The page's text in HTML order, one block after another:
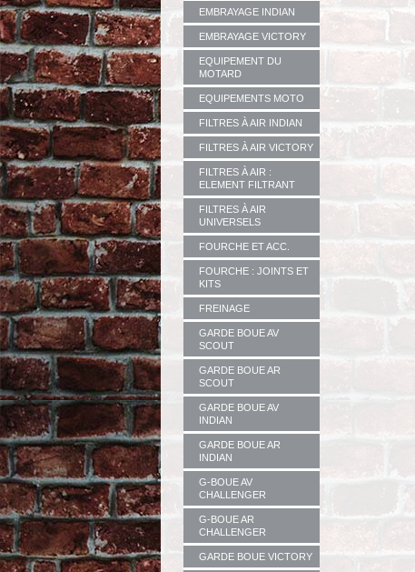
EMBRAYAGE INDIAN
EMBRAYAGE VICTORY
EQUIPEMENT DU
MOTARD
EQUIPEMENTS MOTO
FILTRES À AIR INDIAN
FILTRES À AIR VICTORY
FILTRES À AIR :
ELEMENT FILTRANT
FILTRES À AIR
UNIVERSELS
FOURCHE ET ACC.
FOURCHE : JOINTS ET
KITS
FREINAGE
GARDE BOUE AV
SCOUT
GARDE BOUE AR
SCOUT
GARDE BOUE AV
INDIAN
GARDE BOUE AR
INDIAN
G-BOUE AV
CHALLENGER
G-BOUE AR
CHALLENGER
GARDE BOUE VICTORY